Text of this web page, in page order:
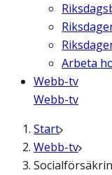
Arbeta
Webb-tv
Webb-tv
Start
Webb-tv